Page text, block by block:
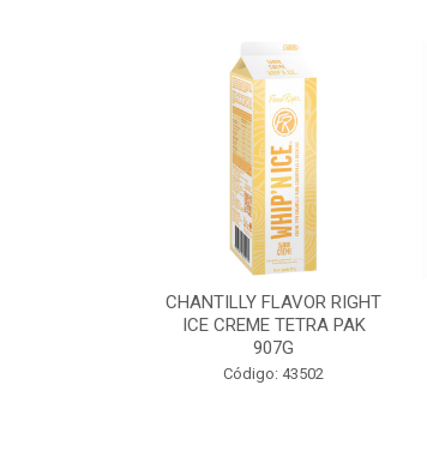
CHANTILLY FLAVOR RIGHT
ICE CREME TETRA PAK
907G
Código: 43502